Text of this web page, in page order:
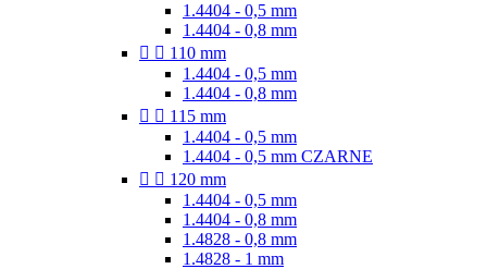
1.4404 - 0,5 mm
1.4404 - 0,8 mm
  110 mm
1.4404 - 0,5 mm
1.4404 - 0,8 mm
  115 mm
1.4404 - 0,5 mm
1.4404 - 0,5 mm CZARNE
  120 mm
1.4404 - 0,5 mm
1.4404 - 0,8 mm
1.4828 - 0,8 mm
1.4828 - 1 mm